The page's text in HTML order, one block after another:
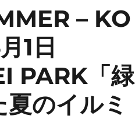
– KO
1日
PARK「緑
のイルミ